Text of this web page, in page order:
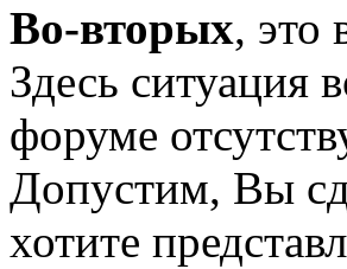
Во-вторых,
Здесь ситуация
форуме
Допустим, Вы
хотите